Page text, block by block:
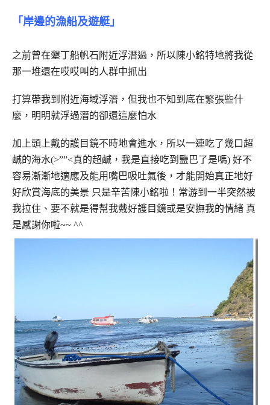
「岸邊的漁船及遊艇」
之前曾在墾丁船帆石附近浮潛過，所以陳小銘特地將我從
那一堆還在哎哎叫的人群中抓出
打算帶我到附近海域浮潛，但我也不知到底在緊張些什
麼，明明就浮過潛的卻還這麼怕水
加上頭上戴的護目鏡不時地會進水，所以一連吃了幾口超
鹹的海水(>””<真的超鹹，我是直接吃到盬巴了是嗎) 好不
容易漸漸地適應及能用嘴巴吸吐氣後，才能開始真正地好
好欣賞海底的美景 只是辛苦陳小銘啦！常游到一半突然被
我拉住、要不就是得幫我戴好護目鏡或是安撫我的情緒 真
是感謝你啦~~ ^^